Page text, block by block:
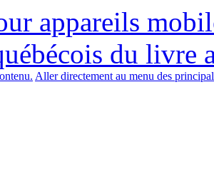
appareils
du livre
Aller directement au menu des